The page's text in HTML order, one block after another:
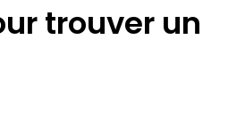
trouver un